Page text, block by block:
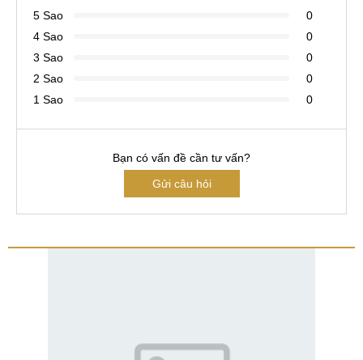
5 Sao
0
4 Sao
0
3 Sao
0
2 Sao
0
1 Sao
0
Bạn có vấn đề cần tư vấn?
Gửi câu hỏi